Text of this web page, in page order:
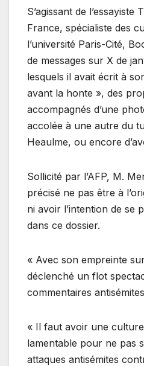
S’agissant de l’essayiste
France, spécialiste des
l’université Paris-Cité,
de messages sur X de
lesquels il avait écrit à
avant la honte », des
accompagnés d’une
accolée à une autre du
Heaulme, ou encore
Sollicité par l’AFP, M.
précisé ne pas être à
ni avoir l’intention de se
dans ce dossier.
« Avec son empreinte
déclenché un flot
commentaires
« Il faut avoir une
lamentable pour ne pas
attaques antisémites